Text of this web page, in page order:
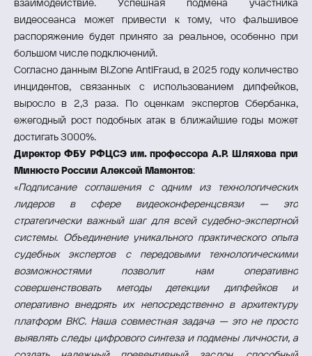
взаимодействие. Успешная подмена участника
видеосеанса может привести к тому, что фальшивое
распоряжение будет принято за реальное, особенно при
большом числе подключений.
Согласно данным BI.Zone AntiFraud, в 2025 году количество
инцидентов, связанных с использованием дипфейков,
выросло в 2,3 раза. По оценкам экспертов Сбербанка,
ежегодный рост подобных атак в ближайшие годы может
достигать 3000%.
Директор ФБУ РФЦСЭ им. профессора А.Р. Шляхова при
Минюсте России Алексей Мамонтов:
«Подписание соглашения с одним из технологических
лидеров в сфере видеоконференцсвязи — это
стратегически важный шаг для всей судебно-экспертной
системы. Объединение уникального практического опыта
судебных экспертов с передовыми технологическими
возможностями позволит нам оперативно
совершенствовать методы детекции дипфейков и
оперативно внедрять их непосредственно в архитектуру
платформ ВКС. Наша совместная задача — это не просто
выявлять следы цифрового синтеза и подмены личности, а